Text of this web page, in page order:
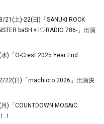
21(土)-22(日)「SANUKI ROCK
baSH × I♡RADIO 786-」出演
)「O-Crest 2025 Year End
22(日)「machioto 2026」出演決
)「COUNTDOWN MOSAiC
！